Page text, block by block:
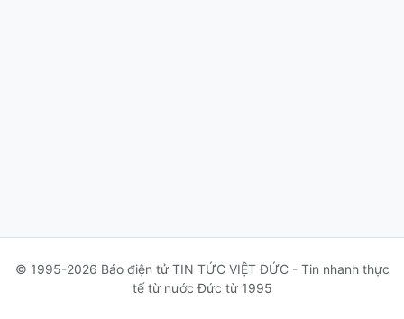
© 1995-2026 Báo điện tử TIN TỨC VIỆT ĐỨC - Tin nhanh thực
tế từ nước Đức từ 1995